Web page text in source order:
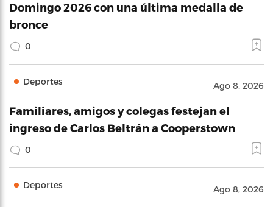
Domingo 2026 con una última medalla de
bronce
0
Deportes Ago 8, 2026
Familiares, amigos y colegas festejan el
ingreso de Carlos Beltrán a Cooperstown
0
Deportes Ago 8, 2026